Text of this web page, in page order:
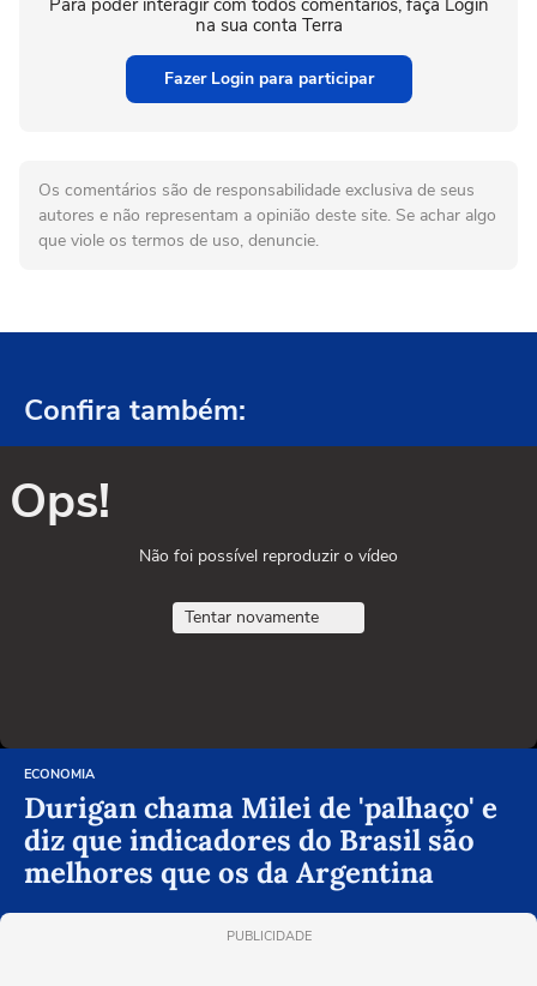
Para poder interagir com todos comentários, faça Login
na sua conta Terra
Fazer Login para participar
Os comentários são de responsabilidade exclusiva de seus
autores e não representam a opinião deste site. Se achar algo
que viole os termos de uso, denuncie.
Confira também:
Ops!
Não foi possível reproduzir o vídeo
Tentar novamente
ECONOMIA
Durigan chama Milei de 'palhaço' e
diz que indicadores do Brasil são
melhores que os da Argentina
PUBLICIDADE